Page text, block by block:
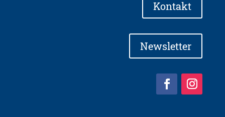
Kontakt
Newsletter